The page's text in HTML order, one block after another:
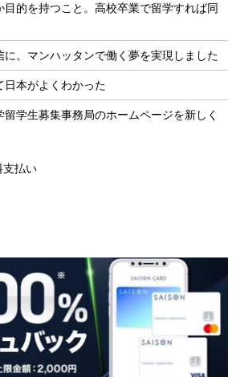
目的を持つこと。高校卒業で留学すれば同
。マンハッタンで働く夢を実現しました
本がよくわかった
学生募集事務局のホームページを新しく